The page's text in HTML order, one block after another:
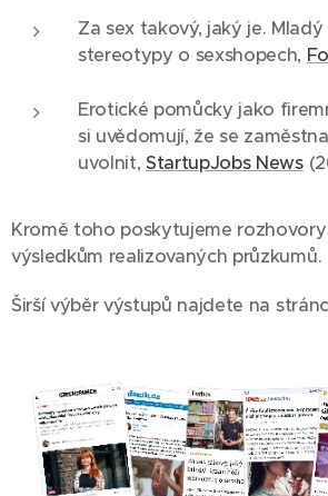
Za sex takový, jaký je.
stereotypy o sexshopech,
Erotické pomůcky jako
si uvědomují, že se
uvolnit,StartupJobs News
Kromě toho poskytujeme
výsledkům realizovaných průzkumů.
Širší výběr výstupů najdete na